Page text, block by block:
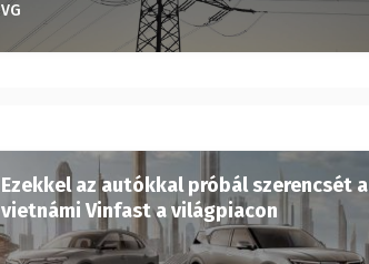
VG
Ezekkel az autókkal próbál szerencsét a
vietnámi Vinfast a világpiacon